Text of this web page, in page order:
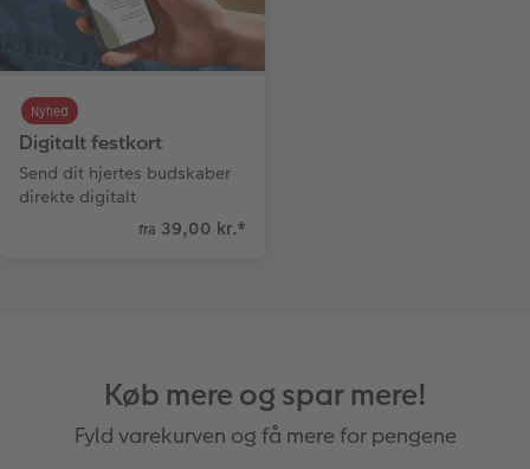
Digitalt festkort
Send dit hjertes budskaber
direkte digitalt
Nyhed
fra 39,00 kr.*
Køb mere og spar mere!
Fyld varekurven og få mere for pengene